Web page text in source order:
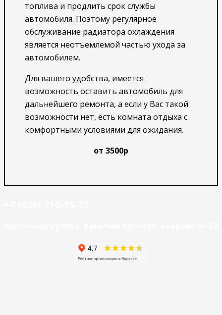
топлива и продлить срок службы
автомобиля. Поэтому регулярное
обслуживание радиатора охлаждения
является неотъемлемой частью ухода за
автомобилем.
Для вашего удобства, имеется
возможность оставить автомобиль для
дальнейшего ремонта, а если у Вас такой
возможности нет, есть комната отдыха с
комфортными условиями для ожидания.
от 3500р